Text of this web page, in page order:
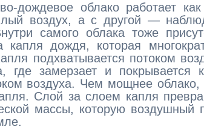
дождевое облако работает
воздух, а с другой —
самого облака тоже
дождя, которая
подхватывается потоком
где замерзает и покрывается
воздуха. Чем мощнее
Слой за слоем капля
массы, которую воздушный